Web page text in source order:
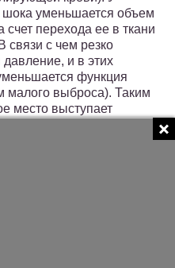
уменьшается объем
счет перехода ее в ткани
связи с чем резко
давление, и в этих
функция
малого выброса). Таким
место выступает